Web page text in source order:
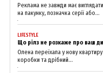
Реклама не завжди має
на пакунку, позначка серії або...
LIFESTYLE
Що рілз не розкаже про ваш
Олена переїхала у нову
коробки та дрібний...